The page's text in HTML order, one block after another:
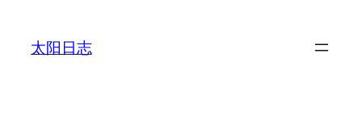
太阳日志